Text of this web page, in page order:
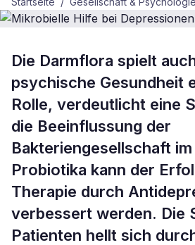
Mikrobielle Hilfe bei
Die Darmflora spielt
psychische Gesundheit
Rolle, verdeutlicht eine
die Beeinflussung der
Bakteriengesellschaft
Probiotika kann der
Therapie durch
verbessert werden. Die
Patienten hellt sich